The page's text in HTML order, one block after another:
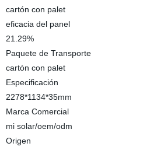
cartón con palet
eficacia del panel
21.29%
Paquete de Transporte
cartón con palet
Especificación
2278*1134*35mm
Marca Comercial
mi solar/oem/odm
Origen